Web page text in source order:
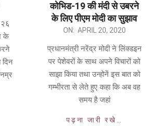
के
कोभिड-19 की मंदी से उबरने
के लिए पीएम मोदी का सुझाव
ON: APRIL 20, 2020
प्रधानमंत्री नरेंद्र मोदी ने लिंक्डइन
पर पेशेवरों के साथ अपने विचारों को
साझा किया तथा उन्होनें इस बात को
गम्भीरता से लेते हुए कहा कि अब वह
समय है जहां
पढ़ना जारी रखे…